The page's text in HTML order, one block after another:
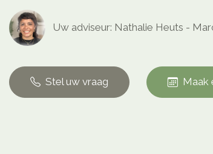
Uw adviseur: Nathalie Heuts -
Stel uw vraag Maak